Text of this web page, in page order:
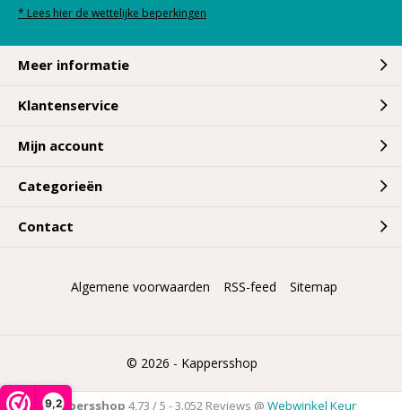
9,2
* Lees hier de wettelijke beperkingen
Meer informatie
Klantenservice
Mijn account
Categorieën
Contact
© 2026 - Kappersshop
Algemene voorwaarden RSS-feed Sitemap
Kappersshop 4,73 /5 -3.052 Reviews @ Webwinkel Keur